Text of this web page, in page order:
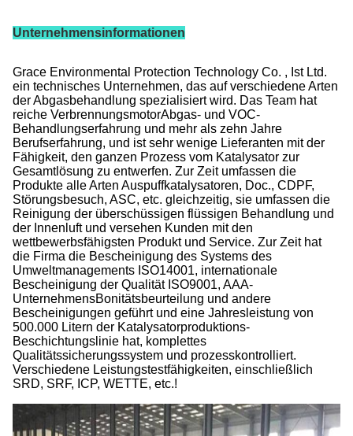
Unternehmensinformationen
Grace Environmental Protection Technology Co. , Ist Ltd.
ein technisches Unternehmen, das auf verschiedene Arten
der Abgasbehandlung spezialisiert wird. Das Team hat
reiche VerbrennungsmotorAbgas- und VOC-
Behandlungserfahrung und mehr als zehn Jahre
Berufserfahrung, und ist sehr wenige Lieferanten mit der
Fähigkeit, den ganzen Prozess vom Katalysator zur
Gesamtlösung zu entwerfen. Zur Zeit umfassen die
Produkte alle Arten Auspuffkatalysatoren, Doc., CDPF,
Störungsbesuch, ASC, etc. gleichzeitig, sie umfassen die
Reinigung der überschüssigen flüssigen Behandlung und
der Innenluft und versehen Kunden mit den
wettbewerbsfähigsten Produkt und Service. Zur Zeit hat
die Firma die Bescheinigung des Systems des
Umweltmanagements ISO14001, internationale
Bescheinigung der Qualität ISO9001, AAA-
UnternehmensBonitätsbeurteilung und andere
Bescheinigungen geführt und eine Jahresleistung von
500.000 Litern der Katalysatorproduktions-
Beschichtungslinie hat, komplettes
Qualitätssicherungssystem und prozesskontrolliert.
Verschiedene Leistungstestfähigkeiten, einschließlich
SRD, SRF, ICP, WETTE, etc.!